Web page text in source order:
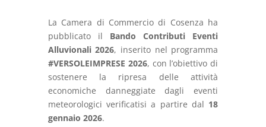
La Camera di Commercio di Cosenza ha
pubblicato il Bando Contributi Eventi
Alluvionali 2026, inserito nel programma
#VERSOLEIMPRESE 2026, con l’obiettivo di
sostenere la ripresa delle attività
economiche danneggiate dagli eventi
meteorologici verificatisi a partire dal 18
gennaio 2026.